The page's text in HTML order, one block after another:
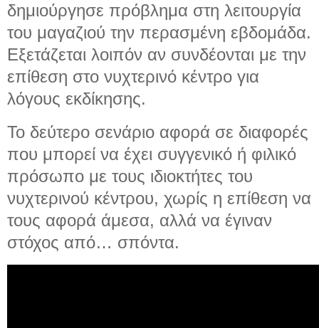
δημιούργησε πρόβλημα στη λειτουργία
του μαγαζιού την περασμένη εβδομάδα.
Εξετάζεται λοιπόν αν συνδέονται με την
επίθεση στο νυχτερινό κέντρο για
λόγους εκδίκησης.
Το δεύτερο σενάριο αφορά σε διαφορές
που μπορεί να έχει συγγενικό ή φιλικό
πρόσωπο με τους ιδιοκτήτες του
νυχτερινού κέντρου, χωρίς η επίθεση να
τους αφορά άμεσα, αλλά να έγιναν
στόχος από… σπόντα.